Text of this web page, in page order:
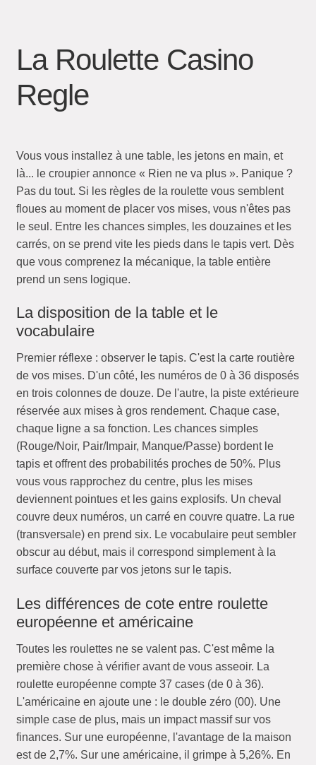
La Roulette Casino
Regle
Vous vous installez à une table, les jetons en main, et
là... le croupier annonce « Rien ne va plus ». Panique ?
Pas du tout. Si les règles de la roulette vous semblent
floues au moment de placer vos mises, vous n'êtes pas
le seul. Entre les chances simples, les douzaines et les
carrés, on se prend vite les pieds dans le tapis vert. Dès
que vous comprenez la mécanique, la table entière
prend un sens logique.
La disposition de la table et le
vocabulaire
Premier réflexe : observer le tapis. C'est la carte routière
de vos mises. D'un côté, les numéros de 0 à 36 disposés
en trois colonnes de douze. De l'autre, la piste extérieure
réservée aux mises à gros rendement. Chaque case,
chaque ligne a sa fonction. Les chances simples
(Rouge/Noir, Pair/Impair, Manque/Passe) bordent le
tapis et offrent des probabilités proches de 50%. Plus
vous vous rapprochez du centre, plus les mises
deviennent pointues et les gains explosifs. Un cheval
couvre deux numéros, un carré en couvre quatre. La rue
(transversale) en prend six. Le vocabulaire peut sembler
obscur au début, mais il correspond simplement à la
surface couverte par vos jetons sur le tapis.
Les différences de cote entre roulette
européenne et américaine
Toutes les roulettes ne se valent pas. C'est même la
première chose à vérifier avant de vous asseoir. La
roulette européenne compte 37 cases (de 0 à 36).
L'américaine en ajoute une : le double zéro (00). Une
simple case de plus, mais un impact massif sur vos
finances. Sur une européenne, l'avantage de la maison
est de 2,7%. Sur une américaine, il grimpe à 5,26%. En